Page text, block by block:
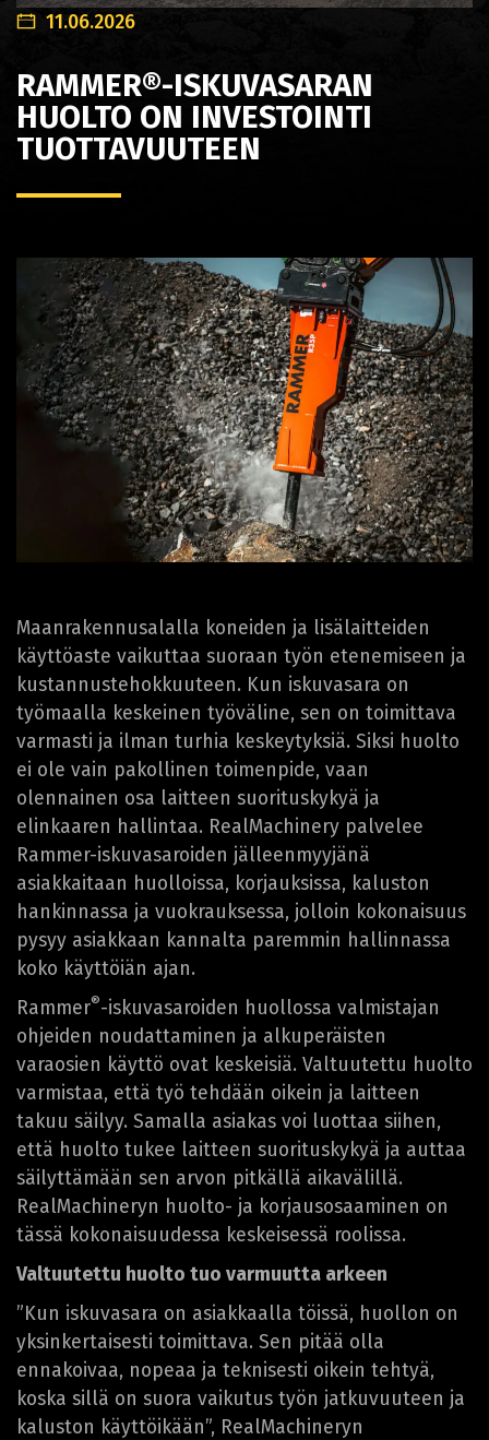
11.06.2026
RAMMER®-ISKUVASARAN
HUOLTO ON INVESTOINTI
TUOTTAVUUTEEN
Maanrakennusalalla koneiden ja lisälaitteiden
käyttöaste vaikuttaa suoraan työn etenemiseen ja
kustannustehokkuuteen. Kun iskuvasara on
työmaalla keskeinen työväline, sen on toimittava
varmasti ja ilman turhia keskeytyksiä. Siksi huolto
ei ole vain pakollinen toimenpide, vaan
olennainen osa laitteen suorituskykyä ja
elinkaaren hallintaa. RealMachinery palvelee
Rammer-iskuvasaroiden jälleenmyyjänä
asiakkaitaan huolloissa, korjauksissa, kaluston
hankinnassa ja vuokrauksessa, jolloin kokonaisuus
pysyy asiakkaan kannalta paremmin hallinnassa
koko käyttöiän ajan.
Rammer®-iskuvasaroiden huollossa valmistajan
ohjeiden noudattaminen ja alkuperäisten
varaosien käyttö ovat keskeisiä. Valtuutettu huolto
varmistaa, että työ tehdään oikein ja laitteen
takuu säilyy. Samalla asiakas voi luottaa siihen,
että huolto tukee laitteen suorituskykyä ja auttaa
säilyttämään sen arvon pitkällä aikavälillä.
RealMachineryn huolto- ja korjausosaaminen on
tässä kokonaisuudessa keskeisessä roolissa.
Valtuutettu huolto tuo varmuutta arkeen
”Kun iskuvasara on asiakkaalla töissä, huollon on
yksinkertaisesti toimittava. Sen pitää olla
ennakoivaa, nopeaa ja teknisesti oikein tehtyä,
koska sillä on suora vaikutus työn jatkuvuuteen ja
kaluston käyttöikään”, RealMachineryn